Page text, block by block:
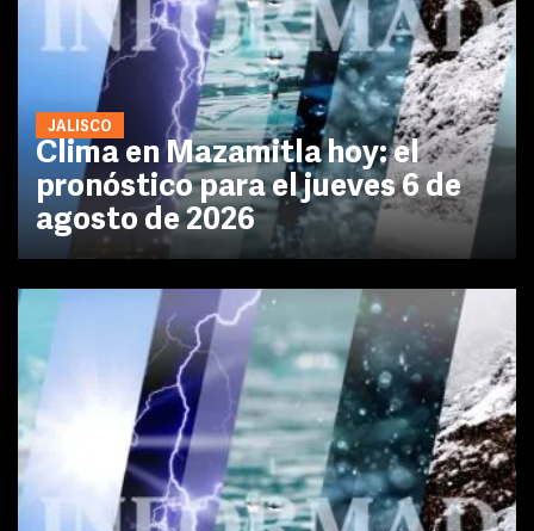
JALISCO
Clima en Mazamitla hoy: el
pronóstico para el jueves 6 de
agosto de 2026